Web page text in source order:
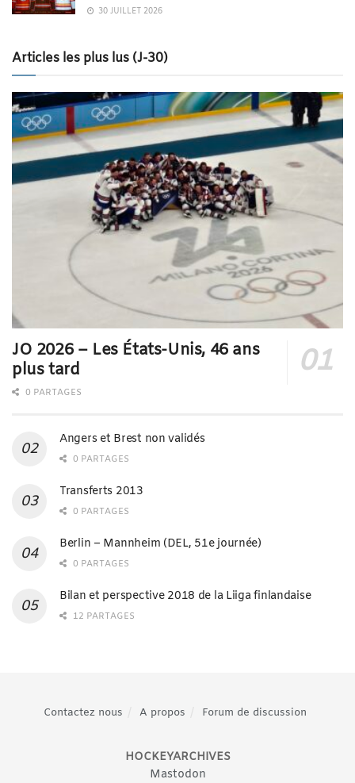
30 JUILLET 2026
Articles les plus lus (J-30)
JO 2026 – Les États-Unis, 46 ans
plus tard
0 PARTAGES
Angers et Brest non validés
0 PARTAGES
Transferts 2013
0 PARTAGES
Berlin – Mannheim (DEL, 51e journée)
0 PARTAGES
Bilan et perspective 2018 de la Liiga finlandaise
12 PARTAGES
Contactez nous A propos Forum de discussion
HOCKEYARCHIVES
Mastodon